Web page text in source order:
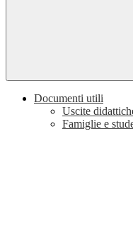
Documenti utili
Uscite
Famiglie e